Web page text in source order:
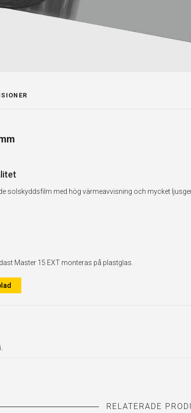
solskyddsfilm med hög värmeavvisning och mycket
Master 15 EXT monteras på plastglas.